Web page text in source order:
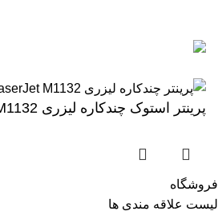
پرینتر استوک چندکاره لیزری HP LaserJet M1132
فروشگاه
لیست علاقه مندی ها